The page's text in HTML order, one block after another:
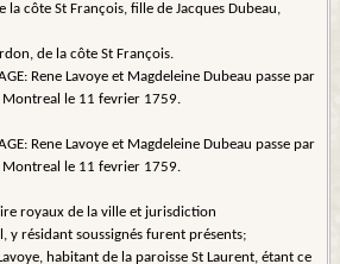
la côte St François, fille de Jacques Dubeau,
de la côte St François.
Rene Lavoye et Magdeleine Dubeau passe par
Montreal le 11 fevrier 1759.
Rene Lavoye et Magdeleine Dubeau passe par
Montreal le 11 fevrier 1759.
royaux de la ville et jurisdiction
y résidant soussignés furent présents;
habitant de la paroisse St Laurent, étant ce